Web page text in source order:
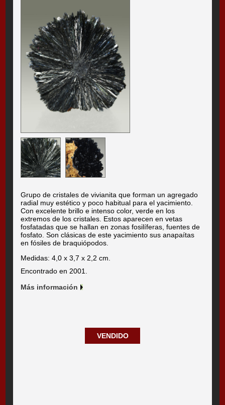
Grupo de cristales de vivianita que forman un agregado
radial muy estético y poco habitual para el yacimiento.
Con excelente brillo e intenso color, verde en los
extremos de los cristales. Estos aparecen en vetas
fosfatadas que se hallan en zonas fosilíferas, fuentes de
fosfato. Son clásicas de este yacimiento sus anapaítas
en fósiles de braquiópodos.
Medidas: 4,0 x 3,7 x 2,2 cm.
Encontrado en 2001.
Más información
VENDIDO